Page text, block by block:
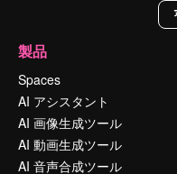
製品
Spaces
AI アシスタント
AI 画像生成ツール
AI 動画生成ツール
AI 音声合成ツール